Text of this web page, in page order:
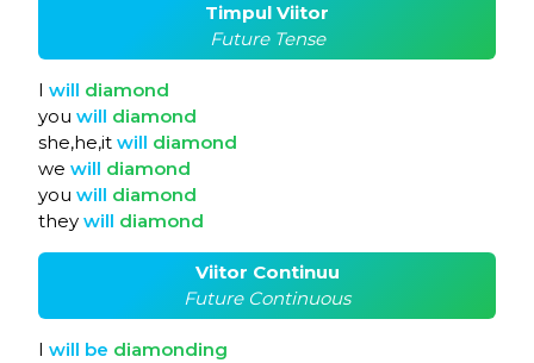
Timpul Viitor
Future Tense
I will diamond
you will diamond
she,he,it will diamond
we will diamond
you will diamond
they will diamond
Viitor Continuu
Future Continuous
I will be diamonding